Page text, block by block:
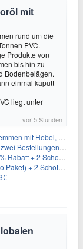
mit
rund um die
PVC.
Produkte von
bis hin zu
Bodenbelägen.
einmal kaputt
liegt unter
vor 5 Stunden
50 Stück für 14,99€
für Neukunden
Gläser GRATIS für 29,99€
Gläser für 25,99€ inkl. Versand